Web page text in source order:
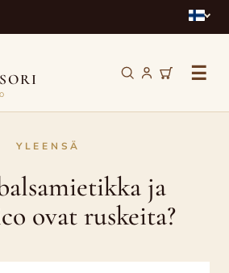
☰
YLEENSÄ
ja
ovat ruskeita?